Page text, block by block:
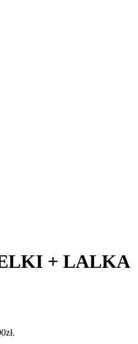
+ LALKA
zł.